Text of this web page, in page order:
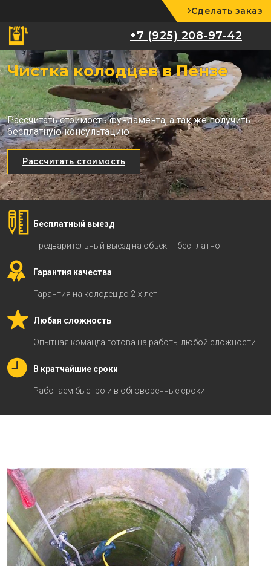
+7 (925) 208-97-42
Сделать заказ
+7 (925) 208-97-42
Чистка колодцев в Пензе
Рассчитать стоимость фундамента, а так же получить
бесплатную консультацию
Рассчитать стоимость
Бесплатный выезд
Предварительный выезд на объект - бесплатно
Гарантия качества
Гарантия на колодец до 2-х лет
Любая сложность
Опытная команда готова на работы любой сложности
В кратчайшие сроки
Работаем быстро и в обговоренные сроки